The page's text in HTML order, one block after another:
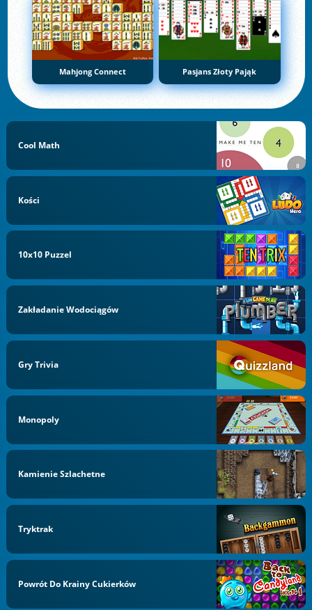
Mahjong Connect Pasjans Złoty Pająk
Cool Math
Kości
10x10 Puzzel
Zakładanie Wodociągów
Gry Trivia
Monopoly
Kamienie Szlachetne
Tryktrak
Powrót Do Krainy Cukierków